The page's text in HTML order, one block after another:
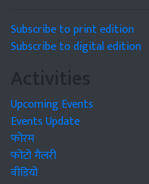
Subscribe to print edition
Subscribe to digital edition
Activities
Upcoming Events
Events Update
फोरम
फोटो गैलरी
वीडियो